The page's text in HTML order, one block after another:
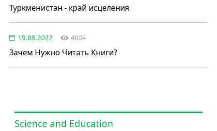
Туркменистан - край исцеления
19.08.2022 4004
Зачем Нужно Читать Книги?
Science and Education